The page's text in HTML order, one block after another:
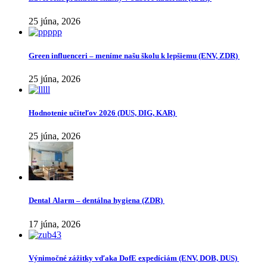
25 júna, 2026
Green influenceri – meníme našu školu k lepšiemu (ENV, ZDR)
25 júna, 2026
Hodnotenie učiteľov 2026 (DUS, DIG, KAR)
25 júna, 2026
Dental Alarm – dentálna hygiena (ZDR)
17 júna, 2026
Výnimočné zážitky vďaka DofE expedíciám (ENV, DOB, DUS)